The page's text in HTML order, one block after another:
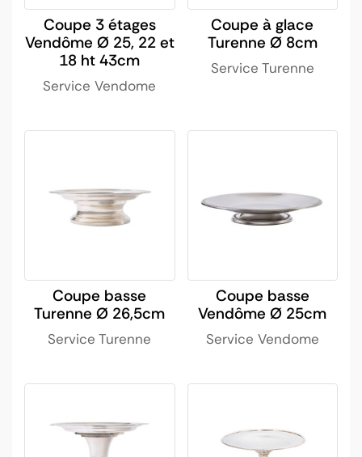
Coupe 3 étages
Vendôme Ø 25, 22 et
18 ht 43cm
Service Vendome
Coupe à glace
Turenne Ø 8cm
Service Turenne
Coupe basse
Turenne Ø 26,5cm
Service Turenne
Coupe basse
Vendôme Ø 25cm
Service Vendome